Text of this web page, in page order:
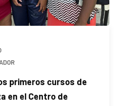
primeros cursos de
en el Centro de